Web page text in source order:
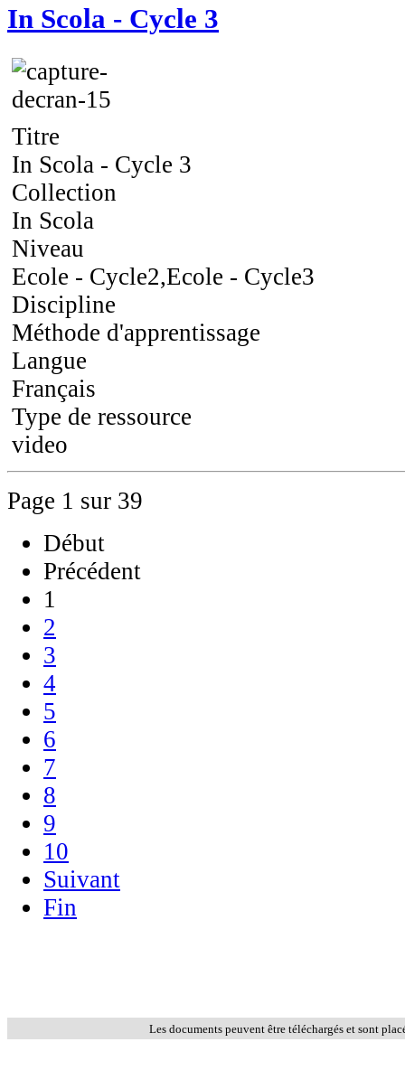
In Scola - Cycle 3
Titre
In Scola - Cycle 3
Collection
In Scola
Niveau
Ecole - Cycle2,Ecole - Cycle3
Discipline
Méthode d'apprentissage
Langue
Français
Type de ressource
video
Page 1 sur 39
Début
Précédent
1
2
3
4
5
6
7
8
9
10
Suivant
Fin
Les documents peuvent être téléchargés et sont